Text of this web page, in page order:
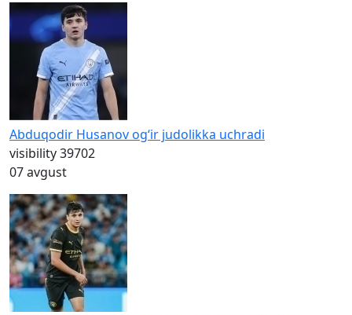
Abduqodir Husanov og‘ir judolikka uchradi
visibility39702
07 avgust